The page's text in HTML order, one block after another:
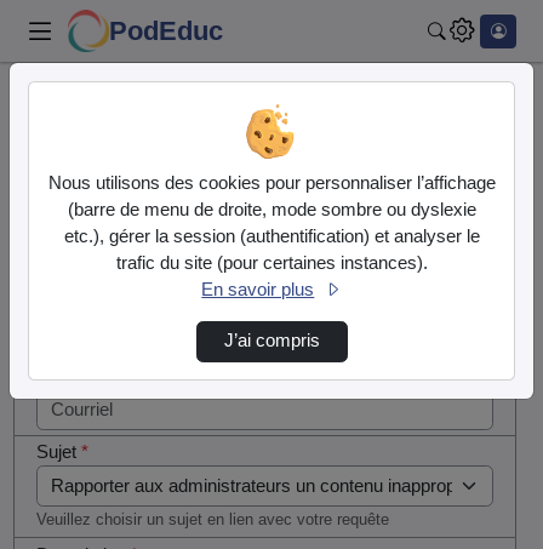
PodEduc
Contactez nous
Votre message
Courriel*
Sujet*
Veuillez choisir un sujet en lien avec votre requête
si vous
êtes un
humain en
Nous utilisons des cookies pour personnaliser l’affichage
(barre de menu de droite, mode sombre ou dyslexie
etc.), gérer la session (authentification) et analyser le
trafic du site (pour certaines instances).
En savoir plus
J’ai compris